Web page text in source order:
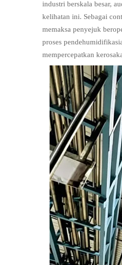
industri berskala besar,
kelihatan ini. Sebagai
memaksa penyejuk
proses
mempercepatkan